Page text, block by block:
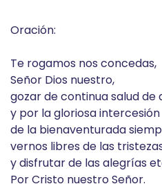
Oración:
Te rogamos nos concedas,
Señor Dios nuestro,
gozar de continua salud de
y por la gloriosa intercesión
de la bienaventurada
vernos libres de las
y disfrutar de las alegrías
Por Cristo nuestro Señor.